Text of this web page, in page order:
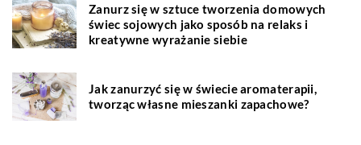
Zanurz się w sztuce tworzenia domowych
świec sojowych jako sposób na relaks i
kreatywne wyrażanie siebie
Jak zanurzyć się w świecie aromaterapii,
tworząc własne mieszanki zapachowe?